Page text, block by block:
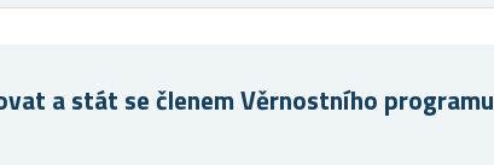
a stát se členem Věrnostního programu